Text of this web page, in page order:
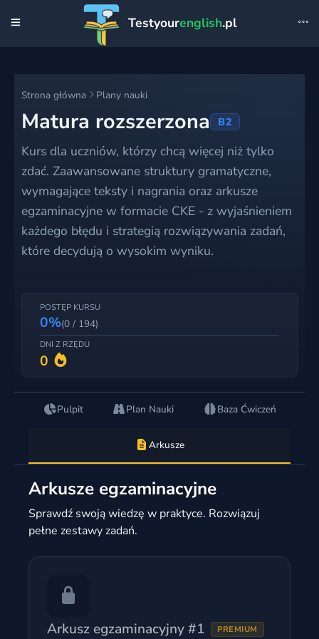
Testyourenglish.pl
Strona główna Plany nauki
Matura rozszerzona B2
Kurs dla uczniów, którzy chcą więcej niż tylko
zdać. Zaawansowane struktury gramatyczne,
wymagające teksty i nagrania oraz arkusze
egzaminacyjne w formacie CKE - z wyjaśnieniem
każdego błędu i strategią rozwiązywania zadań,
które decydują o wysokim wyniku.
POSTĘP KURSU
0%(0 / 194)
DNI Z RZĘDU
0
Pulpit Plan Nauki Baza Ćwiczeń
Arkusze
Arkusze egzaminacyjne
Sprawdź swoją wiedzę w praktyce. Rozwiązuj
pełne zestawy zadań.
Arkusz egzaminacyjny #1 PREMIUM